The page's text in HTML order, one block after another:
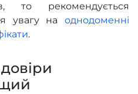
то рекомендується
увагу на однодоменні
.